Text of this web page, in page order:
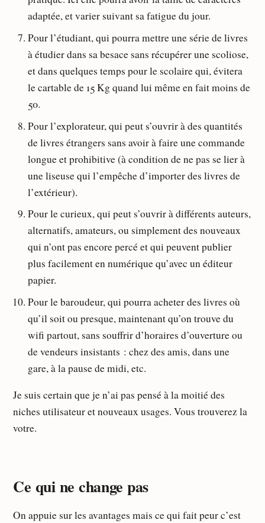
adaptée, et varier suivant sa fatigue du jour.
Pour l’étudiant, qui pourra mettre une série de livres
à étudier dans sa besace sans récupérer une scoliose,
et dans quelques temps pour le scolaire qui, évitera
le cartable de 15 Kg quand lui même en fait moins de
50.
Pour l’explorateur, qui peut s’ouvrir à des quantités
de livres étrangers sans avoir à faire une commande
longue et prohibitive (à condition de ne pas se lier à
une liseuse qui l’empêche d’importer des livres de
l’extérieur).
Pour le curieux, qui peut s’ouvrir à différents auteurs,
alternatifs, amateurs, ou simplement des nouveaux
qui n’ont pas encore percé et qui peuvent publier
plus facilement en numérique qu’avec un éditeur
papier.
Pour le baroudeur, qui pourra acheter des livres où
qu’il soit ou presque, maintenant qu’on trouve du
wifi partout, sans souffrir d’horaires d’ouverture ou
de vendeurs insistants : chez des amis, dans une
gare, à la pause de midi, etc.
Je suis certain que je n’ai pas pensé à la moitié des
niches utilisateur et nouveaux usages. Vous trouverez la
votre.
Ce qui ne change pas
On appuie sur les avantages mais ce qui fait peur c’est